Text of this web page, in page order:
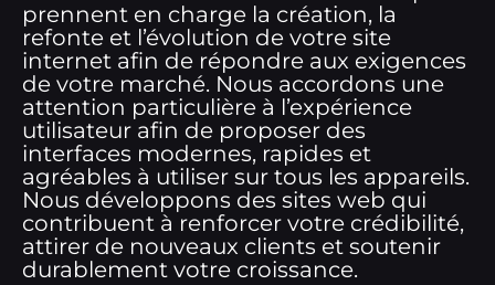
prennent en charge la création, la
refonte et l’évolution de votre site
internet afin de répondre aux exigences
de votre marché. Nous accordons une
attention particulière à l’expérience
utilisateur afin de proposer des
interfaces modernes, rapides et
agréables à utiliser sur tous les appareils.
Nous développons des sites web qui
contribuent à renforcer votre crédibilité,
attirer de nouveaux clients et soutenir
durablement votre croissance.